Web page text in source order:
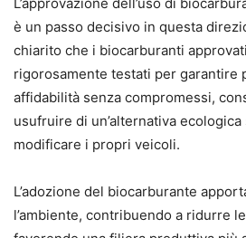
è un passo decisivo in questa
chiarito che i biocarburanti
rigorosamente testati per garantire
affidabilità senza compromessi,
usufruire di un’alternativa
modificare i propri veicoli.
L’adozione del biocarburante
l’ambiente, contribuendo a ridurre